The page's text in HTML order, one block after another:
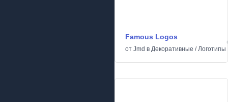
Famous Logos
от Jmd в Декоративные /Логотипы